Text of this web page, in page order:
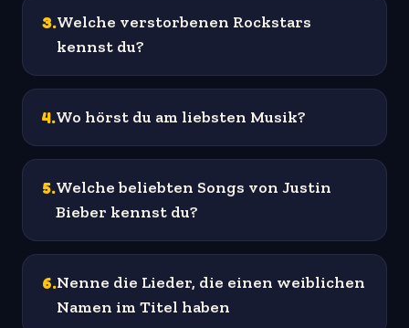
3.Welche verstorbenen Rockstars
kennst du?
4.Wo hörst du am liebsten Musik?
5.Welche beliebten Songs von Justin
Bieber kennst du?
6.Nenne die Lieder, die einen weiblichen
Namen im Titel haben